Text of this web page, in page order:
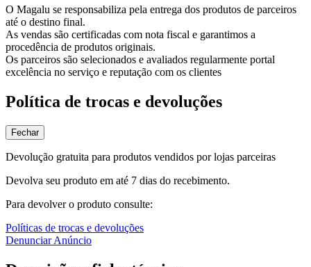
O Magalu se responsabiliza pela entrega dos produtos de parceiros
até o destino final.
As vendas são certificadas com nota fiscal e garantimos a
procedência de produtos originais.
Os parceiros são selecionados e avaliados regularmente portal
excelência no serviço e reputação com os clientes
Política de trocas e devoluções
Fechar
Devolução gratuita para produtos vendidos por lojas parceiras
Devolva seu produto em até 7 dias do recebimento.
Para devolver o produto consulte:
Políticas de trocas e devoluções
Denunciar Anúncio